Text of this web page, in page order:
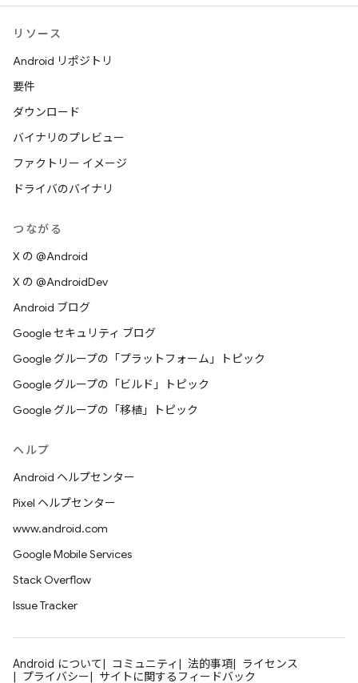
リソース
Android リポジトリ
要件
ダウンロード
バイナリのプレビュー
ファクトリー イメージ
ドライバのバイナリ
つながる
X の @Android
X の @AndroidDev
Android ブログ
Google セキュリティ ブログ
Google グループの「プラットフォーム」トピック
Google グループの「ビルド」トピック
Google グループの「移植」トピック
ヘルプ
Android ヘルプセンター
Pixel ヘルプセンター
www.android.com
Google Mobile Services
Stack Overflow
Issue Tracker
Android について コミュニティ 法的事項
ライセンス
プライバシー
サイトに関するフィードバック